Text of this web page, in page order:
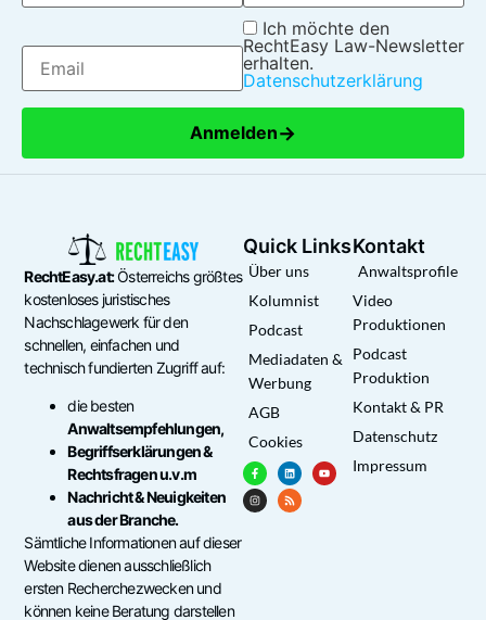
Ich möchte den
RechtEasy Law-Newsletter
erhalten.
Datenschutzerklärung
Anmelden→
RechtEasy.at:Österreichs größtes
kostenloses juristisches
Nachschlagewerk für den
schnellen, einfachen und
technisch fundierten Zugriff auf:
die besten
Anwaltsempfehlungen,
Begriffserklärungen &
Rechtsfragen u.v.m
Nachricht & Neuigkeiten
aus der Branche.
Sämtliche Informationen auf dieser
Website dienen ausschließlich
ersten Recherchezwecken und
können keine Beratung darstellen
Quick Links
Über uns
Kolumnist
Podcast
Mediadaten &
Werbung
AGB
Cookies
Kontakt
Anwaltsprofile
Video
Produktionen
Podcast
Produktion
Kontakt & PR
Datenschutz
Impressum